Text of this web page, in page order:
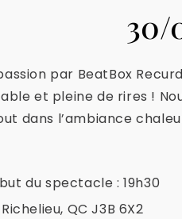
30/
par BeatBox
et pleine de rires !
dans l’ambiance
du spectacle : 19h30
QC J3B 6X2